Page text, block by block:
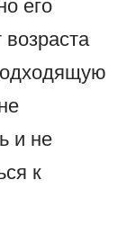
его
и не
к